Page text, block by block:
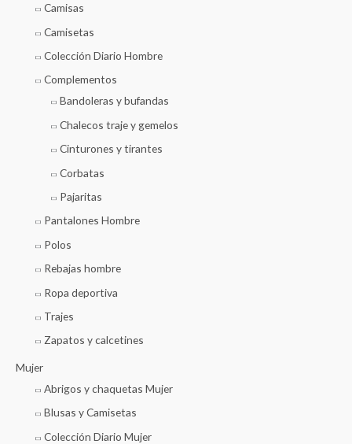
Camisas
Camisetas
Colección Diario Hombre
Complementos
Bandoleras y bufandas
Chalecos traje y gemelos
Cinturones y tirantes
Corbatas
Pajaritas
Pantalones Hombre
Polos
Rebajas hombre
Ropa deportiva
Trajes
Zapatos y calcetines
Mujer
Abrigos y chaquetas Mujer
Blusas y Camisetas
Colección Diario Mujer